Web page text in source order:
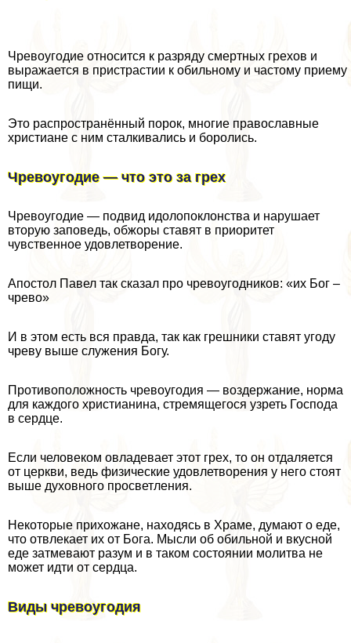
Чревоугодие относится к разряду cмepтных грехов и
выражается в пристрастии к обильному и частому приему
пищи.
Это распространённый порок, многие православные
христиане с ним сталкивались и боролись.
Чревоугодие — что это за грех
Чревоугодие — подвид идолопоклонства и нарушает
вторую заповедь, обжоры ставят в приоритет
чувственное удовлетворение.
Апостол Павел так сказал про чревоугодников: «их Бог –
чрево»
И в этом есть вся правда, так как грешники ставят угоду
чреву выше служения Богу.
Противоположность чревоугодия — воздержание, норма
для каждого христианина, стремящегося узреть Господа
в сердце.
Если человеком овладевает этот грех, то он отдаляется
от церкви, ведь физические удовлетворения у него стоят
выше духовного просветления.
Некоторые прихожане, находясь в Храме, думают о еде,
что отвлекает их от Бога. Мысли об обильной и вкусной
еде затмевают разум и в таком состоянии молитва не
может идти от сердца.
Виды чревоугодия